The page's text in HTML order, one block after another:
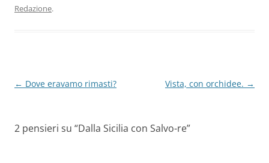
Redazione.
Navigazione
← Dove eravamo rimasti? Vista, con orchidee. →
2 pensieri su “Dalla Sicilia con Salvo-re”